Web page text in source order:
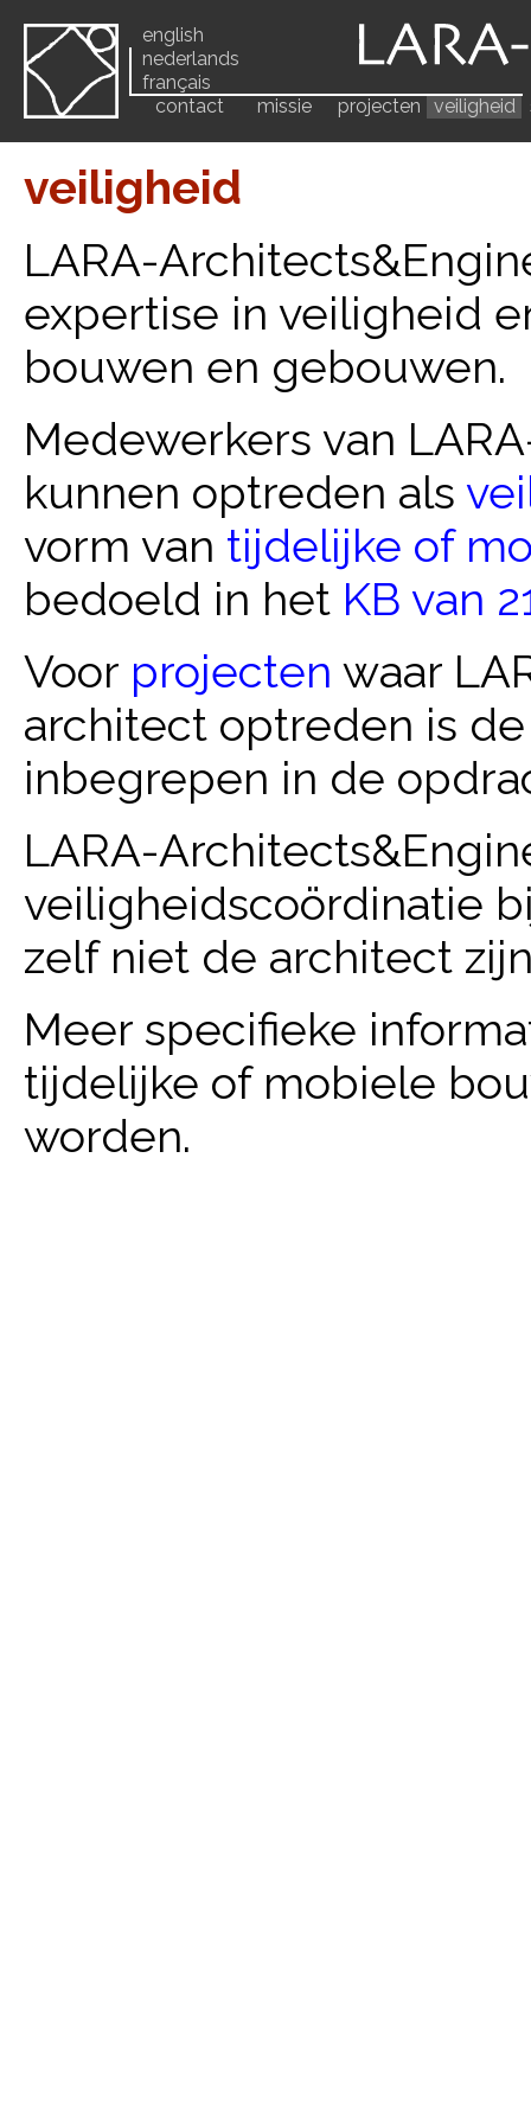
english
nederlands
français
contact
missie projecten veiligheid
veiligheid
LARA-
expertise in veiligheid
bouwen en gebouwen.
Medewerkers van
kunnen optreden als
vorm van tijdelijke of
bedoeld in het KB van
Voor projecten waar
architect optreden is
inbegrepen in de
LARA-
veiligheidscoördinatie
zelf niet de architect
Meer specifieke
tijdelijke of mobiele
worden.